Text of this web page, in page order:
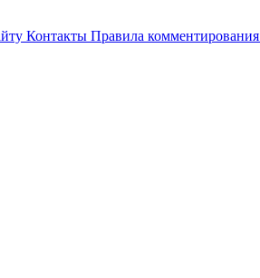
Контакты Правила комментирования